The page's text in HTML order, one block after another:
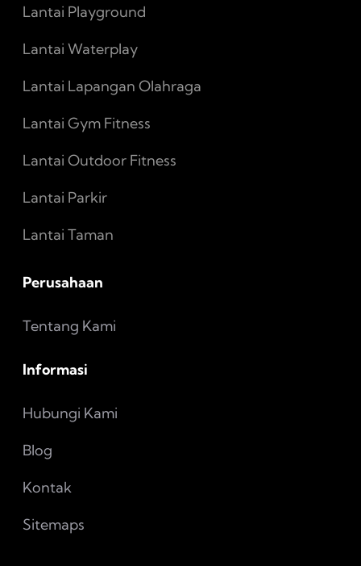
Lantai Playground
Lantai Waterplay
Lantai Lapangan Olahraga
Lantai Gym Fitness
Lantai Outdoor Fitness
Lantai Parkir
Lantai Taman
Perusahaan
Tentang Kami
Informasi
Hubungi Kami
Blog
Kontak
Sitemaps